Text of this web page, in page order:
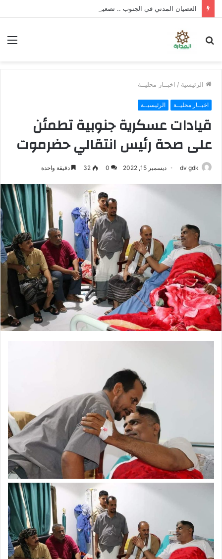
الرئيسية / اخبــار محليــة
اخبــار محليــة الرئيسيــة
قيادات عسكرية جنوبية تطمئن
على صحة رئيس انتقالي حضرموت
dv gdk ديسمبر 15, 2022 0
32 دقيقة واحدة